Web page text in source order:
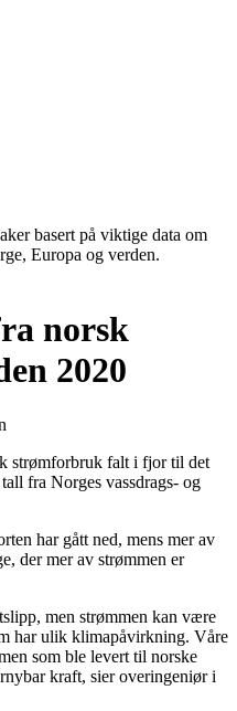
basert på viktige data om
Europa og verden.
norsk
2020
strømforbruk falt i fjor til det
fra Norges vassdrags- og
har gått ned, mens mer av
der mer av strømmen er
men strømmen kan være
har ulik klimapåvirkning. Våre
som ble levert til norske
kraft, sier overingeniør i